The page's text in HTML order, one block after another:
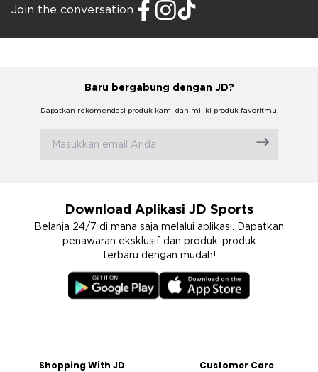
Join the conversation
Baru bergabung dengan JD?
Dapatkan rekomendasi produk kami dan miliki produk favoritmu.
Download Aplikasi JD Sports
Belanja 24/7 di mana saja melalui aplikasi. Dapatkan
penawaran eksklusif dan produk-produk
terbaru dengan mudah!
Shopping With JD
Customer Care